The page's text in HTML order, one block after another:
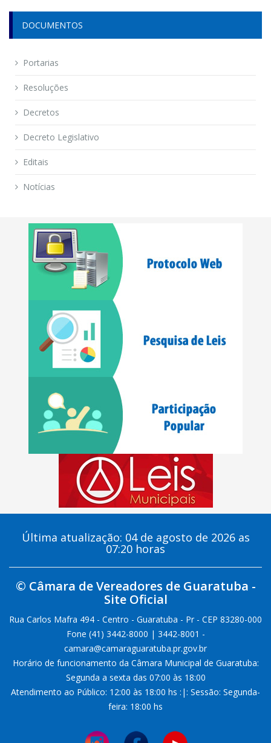
DOCUMENTOS
Portarias
Resoluções
Decretos
Decreto Legislativo
Editais
Notícias
Última atualização: 04 de agosto de 2026 as
07:20 horas
© Câmara de Vereadores de Guaratuba -
Site Oficial
Rua Carlos Mafra 494 - Centro - Guaratuba - Pr - CEP 83280-000
Fone (41) 3442-8000 | 3442-8001 -
camara@camaraguaratuba.pr.gov.br
Horário de funcionamento da Câmara Municipal de Guaratuba:
Segunda a sexta das 07:00 às 18:00
Atendimento ao Público: 12:00 às 18:00 hs :|: Sessão: Segunda-
feira: 18:00 hs